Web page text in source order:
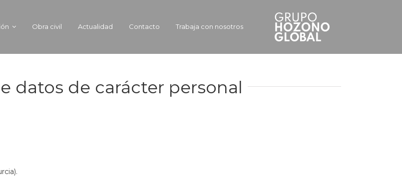
Obra civil Actualidad Contacto Trabaja con nosotros
datos de carácter personal